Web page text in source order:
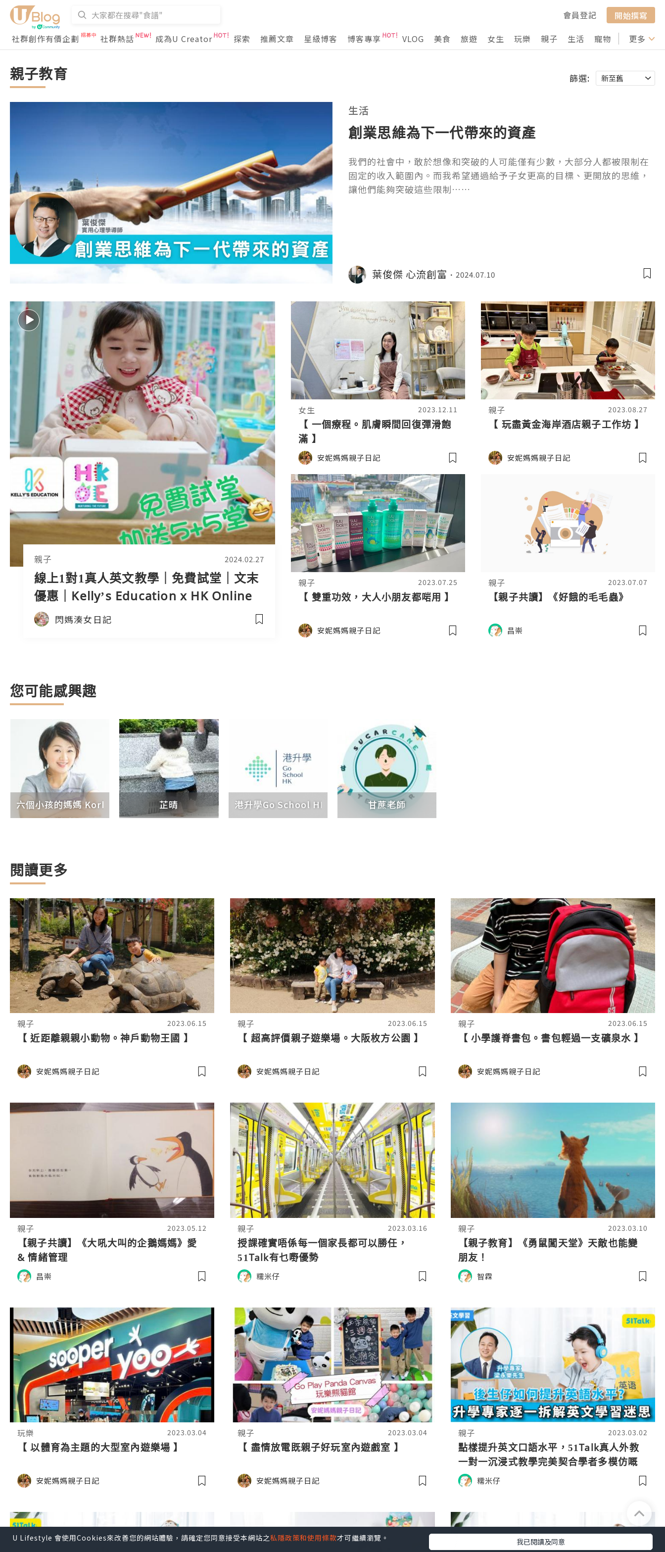
會員登記
開始撰寫
社群創作有價企劃
社群熱話 成為U Creator 探索 推薦文章 星級博客 博客專享 VLOG 美食 旅遊 女生 玩樂 親子 生活 寵物 行山 打卡
更多
親子教育 篩選:
生活
創業思維為下一代帶來的資產
我們的社會中，敢於想像和突破的人可能僅有少數，大部分人都被限制在
固定的收入範圍內。而我希望通過給予子女更高的目標、更開放的思維，
讓他們能夠突破這些限制……
葉俊傑 心流創富 2024.07.10
親子 2024.02.27
線上1對1真人英文教學｜免費試堂｜文末
優惠｜Kelly’s Education x HK Online
Education
閃媽湊女日記
女生 2023.12.11
【 一個療程。肌膚瞬間回復彈滑飽
滿 】
安妮媽媽親子日記
親子 2023.08.27
【 玩盡黃金海岸酒店親子工作坊 】
安妮媽媽親子日記
親子 2023.07.25
【 雙重功效，大人小朋友都啱用 】
安妮媽媽親子日記
親子 2023.07.07
【親子共讀】《好餓的毛毛蟲》
昌崇
您可能感興趣
六個小孩的媽媽 Korbut 芷晴 港升學Go School HK 甘蔗老師
閱讀更多
親子 2023.06.15
【 近距離親親小動物。神戶動物王國 】
安妮媽媽親子日記
親子 2023.06.15
【 超高評價親子遊樂場。大阪枚方公園 】
安妮媽媽親子日記
親子 2023.06.15
【 小學護脊書包。書包輕過一支礦泉水 】
安妮媽媽親子日記
親子 2023.05.12
【親子共讀】《大吼大叫的企鵝媽媽》愛
& 情緒管理
昌崇
親子 2023.03.16
授課確實唔係每一個家長都可以勝任，
51Talk有乜嘢優勢
糯米仔
親子 2023.03.10
【親子教育】《勇鼠闖天堂》天敵也能變
朋友！
智霖
玩樂 2023.03.04
【 以體育為主題的大型室內遊樂場 】
安妮媽媽親子日記
親子 2023.03.04
【 盡情放電既親子好玩室內遊戲室 】
安妮媽媽親子日記
親子 2023.03.02
點樣提升英文口語水平，51Talk真人外教
一對一沉浸式教學完美契合學者多模仿嘅
觀點糯米仔
U Lifestyle 會使用Cookies來改善您的網站體驗，請確定您同意接受本網站之私隱政策和使用條款才可繼續瀏覽。 我已閱讀及同意